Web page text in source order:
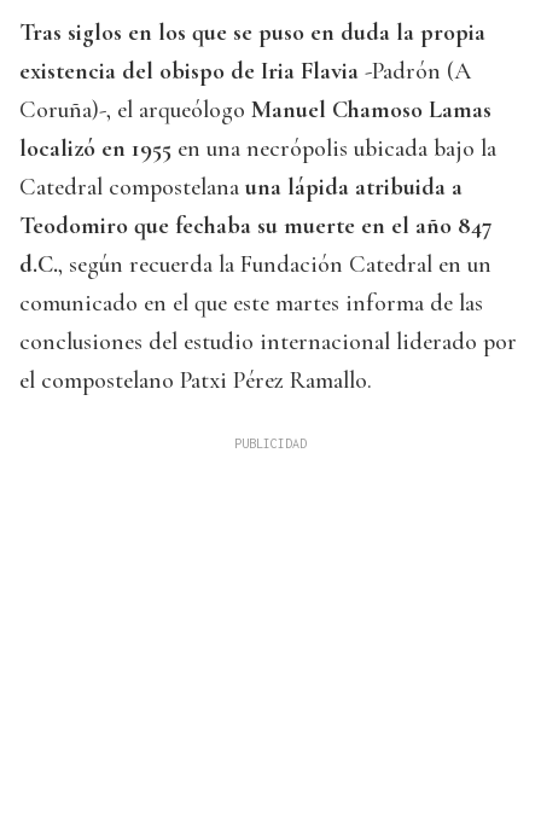
Tras siglos en los que se puso en duda la propia
existencia del obispo de Iria Flavia -Padrón (A
Coruña)-, el arqueólogo Manuel Chamoso Lamas
localizó en 1955 en una necrópolis ubicada bajo la
Catedral compostelana una lápida atribuida a
Teodomiro que fechaba su muerte en el año 847
d.C., según recuerda la Fundación Catedral en un
comunicado en el que este martes informa de las
conclusiones del estudio internacional liderado por
el compostelano Patxi Pérez Ramallo.